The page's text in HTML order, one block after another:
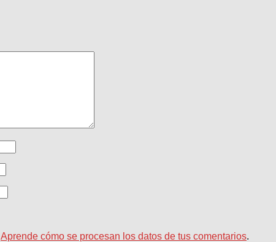
Aprende cómo se procesan los datos de tus comentarios.